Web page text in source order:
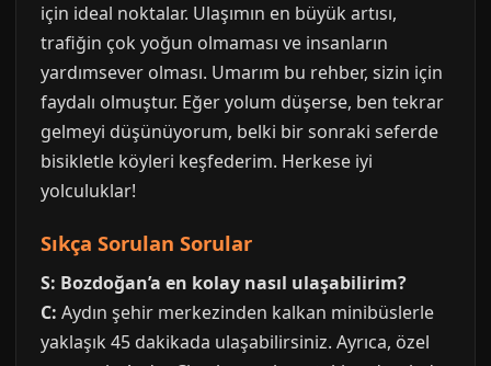
için ideal noktalar. Ulaşımın en büyük artısı,
trafiğin çok yoğun olmaması ve insanların
yardımsever olması. Umarım bu rehber, sizin için
faydalı olmuştur. Eğer yolum düşerse, ben tekrar
gelmeyi düşünüyorum, belki bir sonraki seferde
bisikletle köyleri keşfederim. Herkese iyi
yolculuklar!
Sıkça Sorulan Sorular
S: Bozdoğan’a en kolay nasıl ulaşabilirim?
C: Aydın şehir merkezinden kalkan minibüslerle
yaklaşık 45 dakikada ulaşabilirsiniz. Ayrıca, özel